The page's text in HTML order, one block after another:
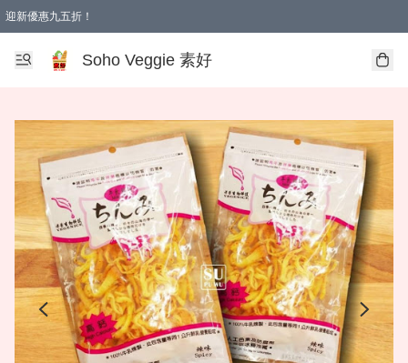
迎新優惠九五折！
Soho Veggie 素好